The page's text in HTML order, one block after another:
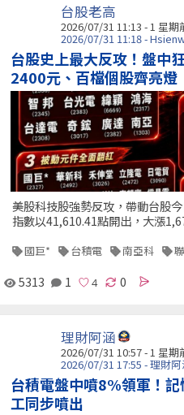
台股老高
2026/07/31 11:13 - 1 星期
2026/07/31 11:18 -
台股史上最大反攻！盤
2400元、百檔個股齊亮燈
美股科技股強勢反攻，帶動台股
指數以41,610.41點開出，大漲
國巨* 台積電 南亞科
5313 1 0
理財阿涵
2026/07/31 10:57 - 1 星期
2026/07/31 17:55 - 理財阿
台積電盤中噴8%領軍！
工同步噴出